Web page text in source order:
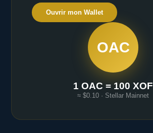
Ouvrir mon Wallet
OAC
1 OAC = 100 XOF
≈ $0.10 · Stellar Mainnet